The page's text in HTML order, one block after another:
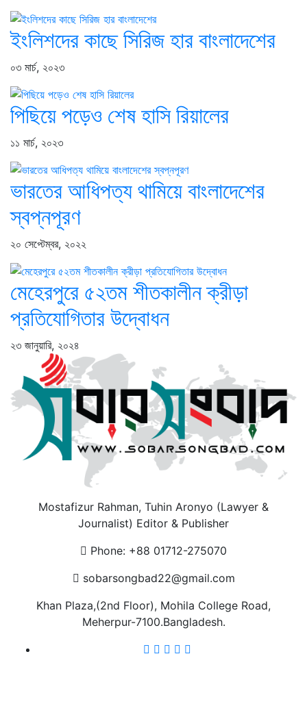
ইংলিশদের কাছে সিরিজ হার বাংলাদেশের
০৩ মার্চ, ২০২৩
পিছিয়ে পড়েও শেষ হাসি রিয়ালের
১১ মার্চ, ২০২৩
ভারতের আধিপত্য থামিয়ে বাংলাদেশের
স্বপ্নপূরণ
২০ সেপ্টেম্বর, ২০২২
মেহেরপুরে ৫২তম শীতকালীন ক্রীড়া
প্রতিযোগিতার উদ্বোধন
২৩ জানুয়ারি, ২০২৪
Mostafizur Rahman, Tuhin Aronyo (Lawyer &
Journalist) Editor & Publisher
Phone: +88 01712-275070
sobarsongbad22@gmail.com
Khan Plaza,(2nd Floor), Mohila College Road,
Meherpur-7100.Bangladesh.